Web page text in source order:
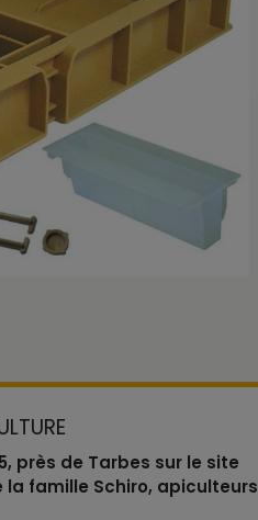
près de Tarbes sur le site
la famille Schiro, apiculteurs